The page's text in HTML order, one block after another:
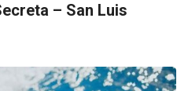
– San Luis